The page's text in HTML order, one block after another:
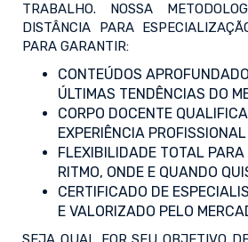
TRABALHO. NOSSA
DISTÂNCIA PARA
PARA GARANTIR:
CONTEÚDOS
ÚLTIMAS TENDÊNCIAS DO
CORPO DOCENTE
EXPERIÊNCIA
FLEXIBILIDADE TOTAL
RITMO, ONDE E QUANDO
CERTIFICADO DE
E VALORIZADO PELO